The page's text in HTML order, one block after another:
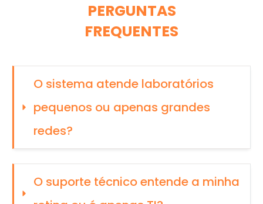
PERGUNTAS
FREQUENTES
O sistema atende laboratórios
pequenos ou apenas grandes
redes?
O suporte técnico entende a minha